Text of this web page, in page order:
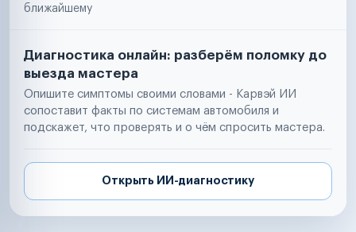
ближайшему
Диагностика онлайн: разберём поломку до
выезда мастера
Опишите симптомы своими словами - Карвэй ИИ
сопоставит факты по системам автомобиля и
подскажет, что проверять и о чём спросить мастера.
Открыть ИИ-диагностику